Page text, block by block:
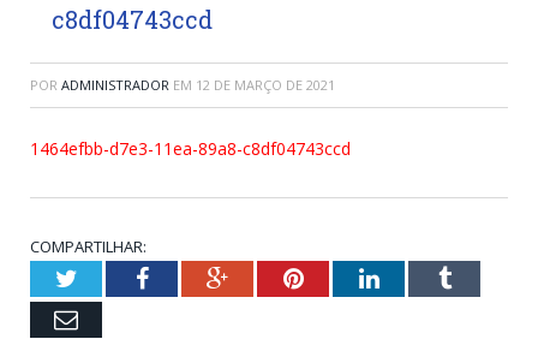
c8df04743ccd
POR ADMINISTRADOR EM 12 DE MARÇO DE 2021
1464efbb-d7e3-11ea-89a8-c8df04743ccd
COMPARTILHAR:
TwitterFacebookGoogle+PinterestLinkedInTumblr
Email